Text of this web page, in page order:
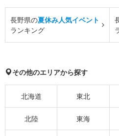
長野県の夏休み人気イベント
ランキング
その他のエリアから探す
北海道 東北
北陸 東海